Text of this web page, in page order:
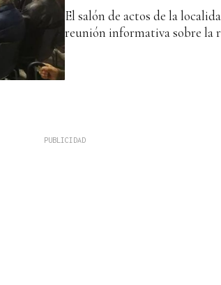
El salón de actos de la
reunión informativa sobre la